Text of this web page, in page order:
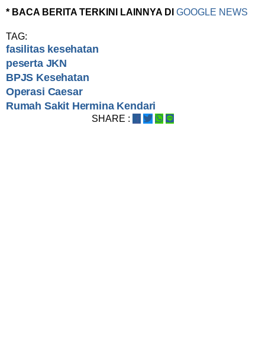
* BACA BERITA TERKINI LAINNYA DI GOOGLE NEWS
TAG:
fasilitas kesehatan
peserta JKN
BPJS Kesehatan
Operasi Caesar
Rumah Sakit Hermina Kendari
SHARE :